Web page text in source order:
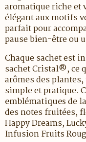
aromatique riche et
élégant aux motifs
parfait pour
pause bien-être ou
Chaque sachet est
sachet Cristal®, ce
arômes des
simple et pratique.
emblématiquesde
des notes fruitées,
Happy Dreams,
Infusion Fruits